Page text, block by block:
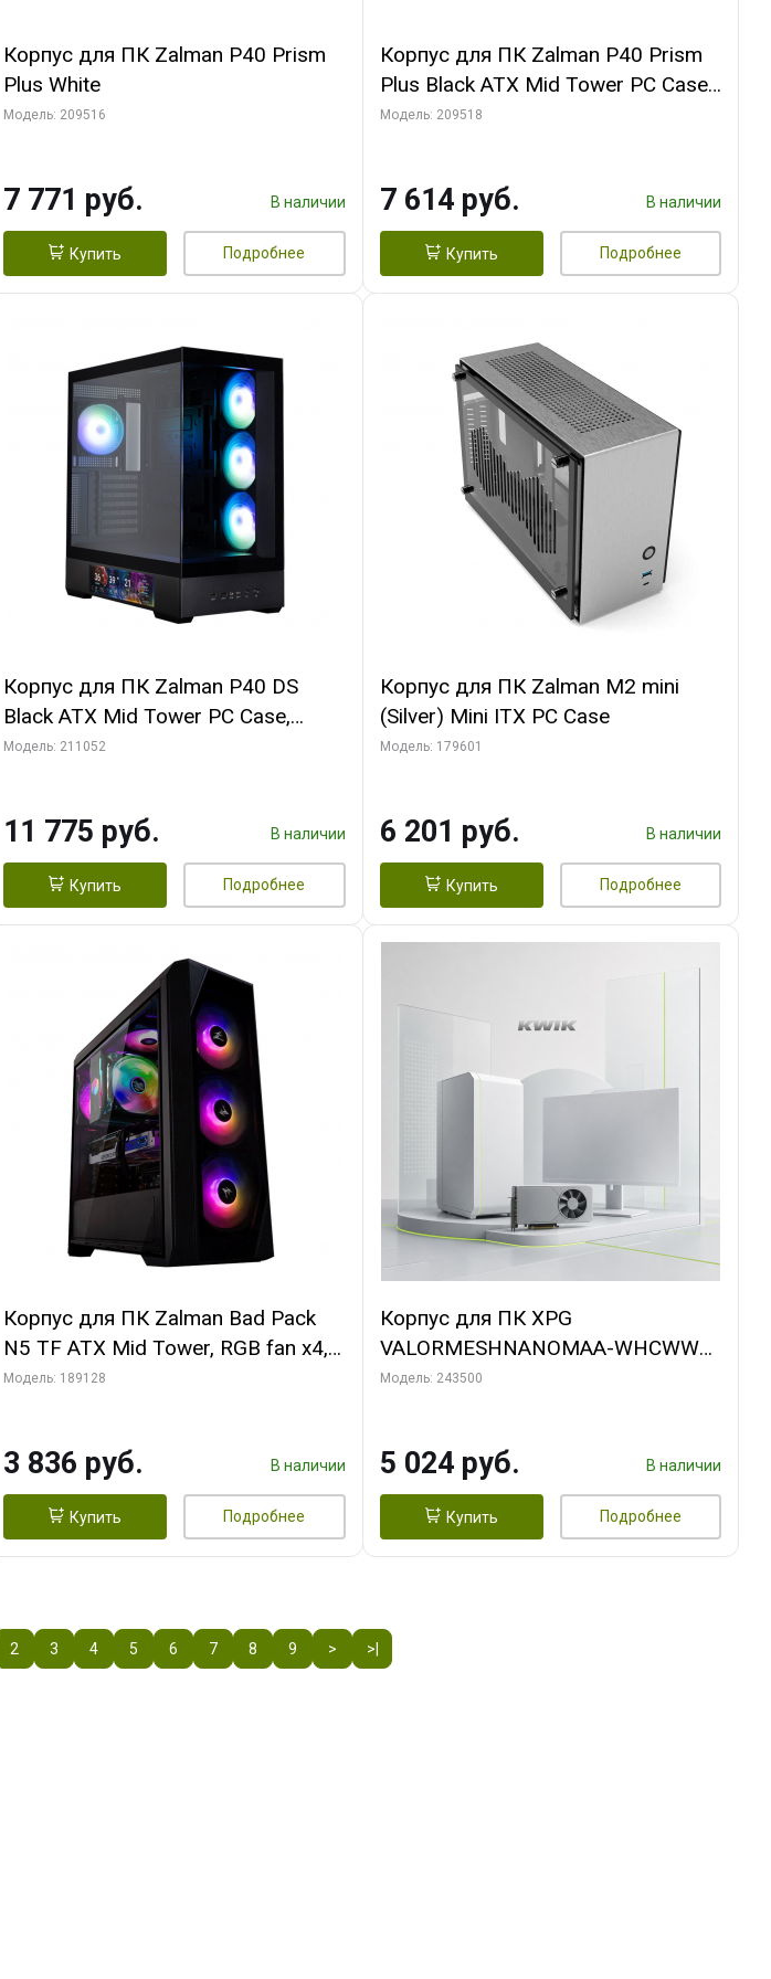
Корпус для ПК Zalman P40 Prism
Plus White
Модель: 209516
7 771 руб. В наличии
Купить Подробнее
Корпус для ПК Zalman P40 Prism
Plus Black ATX Mid Tower PC Case,
120mm ARGB Fanx4
Модель: 209518
7 614 руб. В наличии
Купить Подробнее
Корпус для ПК Zalman P40 DS
Black ATX Mid Tower PC Case,
120mm ARGB Fanx4
Модель: 211052
11 775 руб. В наличии
Купить Подробнее
Корпус для ПК Zalman M2 mini
(Silver) Mini ITX PC Case
Модель: 179601
6 201 руб. В наличии
Купить Подробнее
Корпус для ПК Zalman Bad Pack
N5 TF ATX Mid Tower, RGB fan x4,
T/G bp
Модель: 189128
3 836 руб. В наличии
Купить Подробнее
Корпус для ПК XPG
VALORMESHNANOMAA-WHCWW
Bad Pack
Модель: 243500
5 024 руб. В наличии
Купить Подробнее
2 3 4 5 6 7 8 9 > >|